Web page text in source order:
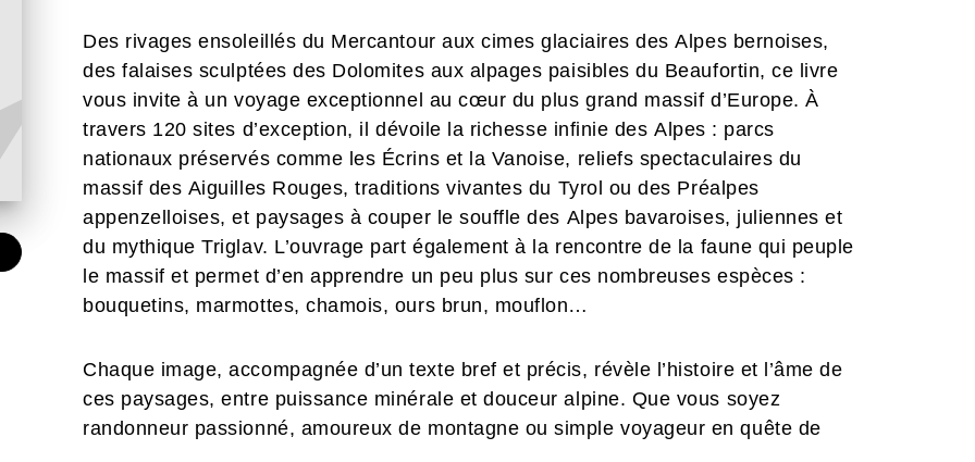
Des rivages ensoleillés du Mercantour aux cimes glaciaires des Alpes bernoises,
des falaises sculptées des Dolomites aux alpages paisibles du Beaufortin, ce livre
vous invite à un voyage exceptionnel au cœur du plus grand massif d’Europe. À
travers 120 sites d’exception, il dévoile la richesse infinie des Alpes : parcs
nationaux préservés comme les Écrins et la Vanoise, reliefs spectaculaires du
massif des Aiguilles Rouges, traditions vivantes du Tyrol ou des Préalpes
appenzelloises, et paysages à couper le souffle des Alpes bavaroises, juliennes et
du mythique Triglav. L’ouvrage part également à la rencontre de la faune qui peuple
le massif et permet d’en apprendre un peu plus sur ces nombreuses espèces :
bouquetins, marmottes, chamois, ours brun, mouflon…
Chaque image, accompagnée d’un texte bref et précis, révèle l’histoire et l’âme de
ces paysages, entre puissance minérale et douceur alpine. Que vous soyez
randonneur passionné, amoureux de montagne ou simple voyageur en quête de